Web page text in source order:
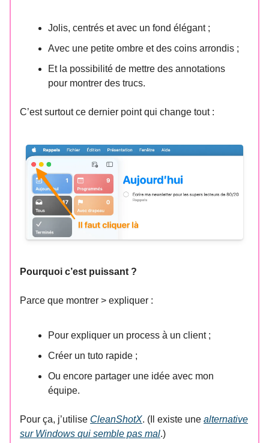
Jolis, centrés et avec un fond élégant ;
Avec une petite ombre et des coins arrondis ;
Et la possibilité de mettre des annotations
pour montrer des trucs.
C’est surtout ce dernier point qui change tout :
Pourquoi c’est puissant ?
Parce que montrer > expliquer :
Pour expliquer un process à un client ;
Créer un tuto rapide ;
Ou encore partager une idée avec mon
équipe.
Pour ça, j’utilise CleanShotX. (Il existe une alternative
sur Windows qui semble pas mal.)